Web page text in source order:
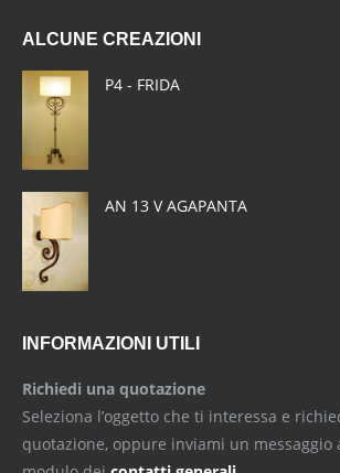
opens
in
new
window
opens
in
new
opens
ALCUNE CREAZIONI
P4 - FRIDA
AN 13 V AGAPANTA
INFORMAZIONI UTILI
Richiedi una quotazione
Seleziona l’oggetto che ti interessa e
quotazione, oppure inviami un messaggio